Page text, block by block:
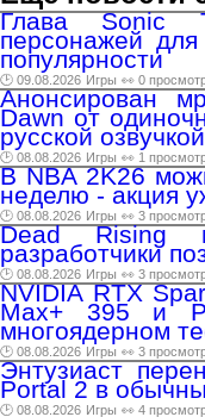
Глава Sonic
персонажей
популярности
🕑 09.08.2026 Игры 👀 0
Анонсирован
Dawn от
русской озвучкой
🕑 08.08.2026 Игры 👀 1
В NBA 2K26
неделю - акция
🕑 08.08.2026 Игры 👀 3
Dead Rising
разработчики
🕑 08.08.2026 Игры 👀 3
NVIDIA RTX
Max+ 395 и
многоядерном
🕑 08.08.2026 Игры 👀 3
Энтузиаст
Portal 2 в
🕑 08.08.2026 Игры 👀 4